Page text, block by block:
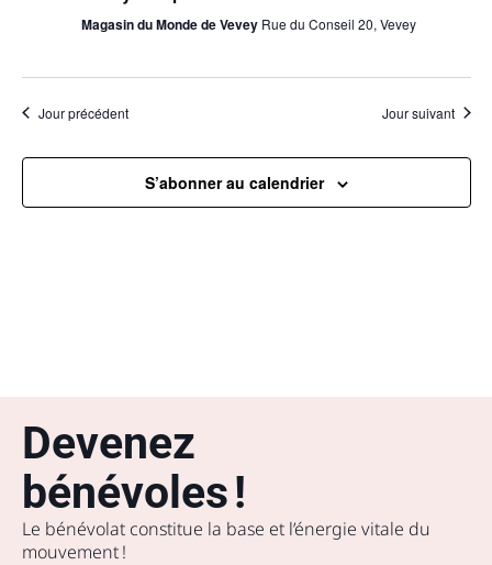
Magasin du Monde de Vevey Rue du Conseil 20, Vevey
Jour précédent Jour suivant
S’abonner au calendrier
Devenez
bénévoles !
Le bénévolat constitue la base et l’énergie vitale du
mouvement !